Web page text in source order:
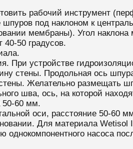
рабочий инструмент
под наклоном к
мембраны). Угол наклона
50 градусов.
При устройстве
стены. Продольная ось
Желательно размещать
шва, ось, на которой
50-60 мм.
оси, расстояние 50-60
Для материала Wetisol
насоса